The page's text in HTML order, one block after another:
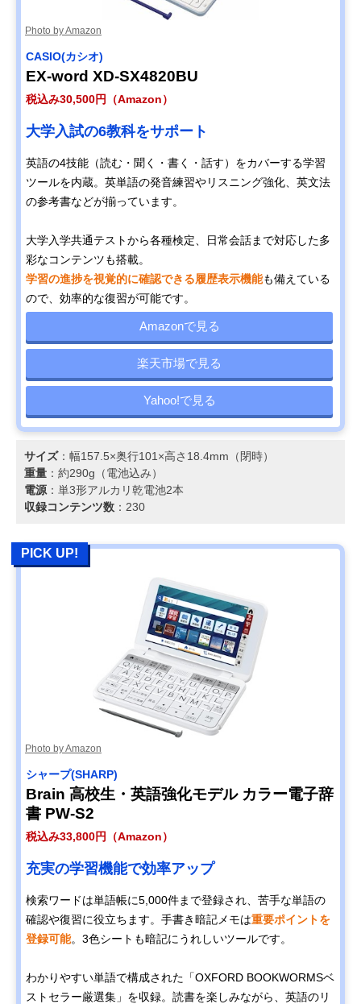
Photo by Amazon
CASIO(カシオ)
EX-word XD-SX4820BU
税込み30,500円（Amazon）
大学入試の6教科をサポート
英語の4技能（読む・聞く・書く・話す）をカバーする学習
ツールを内蔵。英単語の発音練習やリスニング強化、英文法
の参考書などが揃っています。
大学入学共通テストから各種検定、日常会話まで対応した多
彩なコンテンツも搭載。
学習の進捗を視覚的に確認できる履歴表示機能も備えている
ので、効率的な復習が可能です。
Amazonで見る
楽天市場で見る
Yahoo!で見る
サイズ：幅157.5×奥行101×高さ18.4mm（閉時）
重量 ：約290g（電池込み）
電源 ：単3形アルカリ乾電池2本
収録コンテンツ数 ：230
PICK UP!
Photo by Amazon
シャープ(SHARP)
Brain 高校生・英語強化モデル カラー電子辞
書 PW-S2
税込み33,800円（Amazon）
充実の学習機能で効率アップ
検索ワードは単語帳に5,000件まで登録され、苦手な単語の
確認や復習に役立ちます。手書き暗記メモは重要ポイントを
登録可能。3色シートも暗記にうれしいツールです。
わかりやすい単語で構成された「OXFORD BOOKWORMSベ
ストセラー厳選集」を収録。読書を楽しみながら、英語のリ